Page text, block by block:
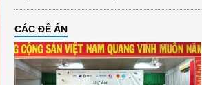
CÁC ĐỀ ÁN